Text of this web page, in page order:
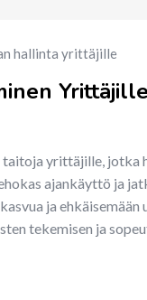
hallinta yrittäjille
yrittäjille, jotka
ajankäyttö ja
ja ehkäisemään
tekemisen ja